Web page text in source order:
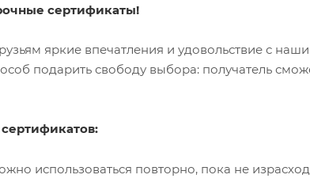
сертификаты!
яркие впечатления и удовольствие с
подарить свободу выбора: получатель
использоваться повторно, пока не